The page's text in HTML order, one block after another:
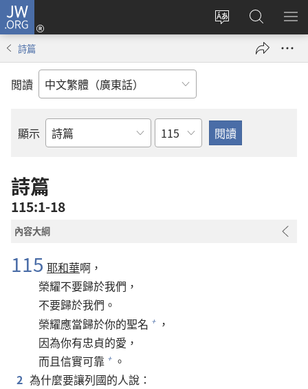
JW.ORG
更
登
錄
（開
搜
尋
JW.ORG
顯
詩篇
閲讀
顯示
聖
經
卷
章
詩篇
115:1-18
內容大綱
115 耶和華啊，
榮耀不要歸於我們，
不要歸於我們。
榮耀應當歸於你的聖名 +
，
因為你有忠貞的愛，
而且信實可靠 + 。
2 為什麼要讓列國的人說：